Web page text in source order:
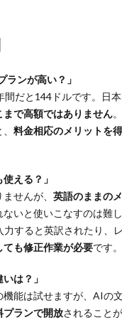
ランが高い？」
間だと144ドルです。日
まで高額ではありません
料金相応のメリットを
える？」
せんが、 英語のままの
ないと使いこなすのは難
力すると英訳されたり、
ても修正作業が必要です。
は？」
能は試せますが、AIの
プランで開放されること